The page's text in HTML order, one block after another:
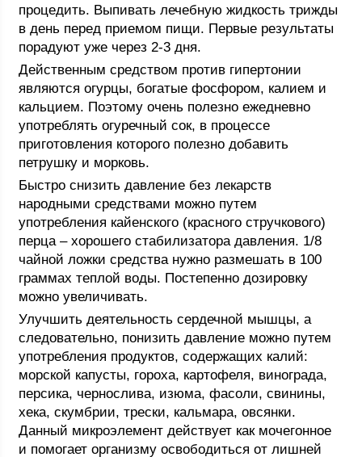
процедить. Выпивать лечебную жидкость трижды
в день перед приемом пищи. Первые результаты
порадуют уже через 2-3 дня.
Действенным средством против гипертонии
являются огурцы, богатые фосфором, калием и
кальцием. Поэтому очень полезно ежедневно
употреблять огуречный сок, в процессе
приготовления которого полезно добавить
петрушку и морковь.
Быстро снизить давление без лекарств
народными средствами можно путем
употребления кайенского (красного стручкового)
перца – хорошего стабилизатора давления. 1/8
чайной ложки средства нужно размешать в 100
граммах теплой воды. Постепенно дозировку
можно увеличивать.
Улучшить деятельность сердечной мышцы, а
следовательно, понизить давление можно путем
употребления продуктов, содержащих калий:
морской капусты, гороха, картофеля, винограда,
персика, чернослива, изюма, фасоли, свинины,
хека, скумбрии, трески, кальмара, овсянки.
Данный микроэлемент действует как мочегонное
и помогает организму освободиться от лишней